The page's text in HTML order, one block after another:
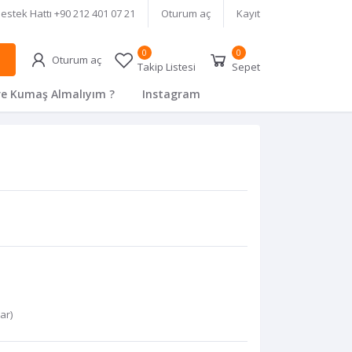
Hattı +90 212 401 07 21 Oturum aç Kayıt
Oturum aç 0
Takip Listesi
0
Sepet
Kumaş Almalıyım ? Instagram
)